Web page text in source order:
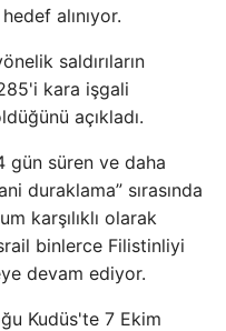
alınıyor.
saldırıların
kara işgali
açıkladı.
gün süren ve daha
duraklama” sırasında
karşılıklı olarak
binlerce Filistinliyi
devam ediyor.
Kudüs'te 7 Ekim